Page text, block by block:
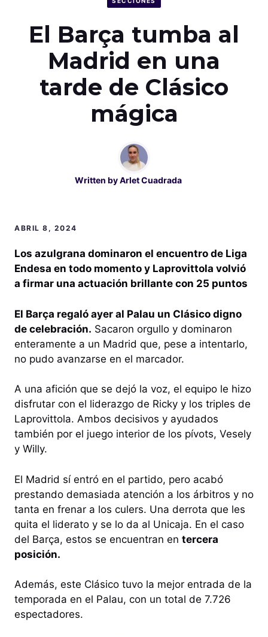
El Barça tumba al
Madrid en una
tarde de Clásico
mágica
Written byArlet Cuadrada
ABRIL 8, 2024
Los azulgrana dominaron el encuentro de Liga
Endesa en todo momento y Laprovittola volvió
a firmar una actuación brillante con 25 puntos
El Barça regaló ayer al Palau un Clásico digno
de celebración. Sacaron orgullo y dominaron
enteramente a un Madrid que, pese a intentarlo,
no pudo avanzarse en el marcador.
A una afición que se dejó la voz, el equipo le hizo
disfrutar con el liderazgo de Ricky y los triples de
Laprovittola. Ambos decisivos y ayudados
también por el juego interior de los pívots, Vesely
y Willy.
El Madrid sí entró en el partido, pero acabó
prestando demasiada atención a los árbitros y no
tanta en frenar a los culers. Una derrota que les
quita el liderato y se lo da al Unicaja. En el caso
del Barça, estos se encuentran en tercera
posición.
Además, este Clásico tuvo la mejor entrada de la
temporada en el Palau, con un total de 7.726
espectadores.